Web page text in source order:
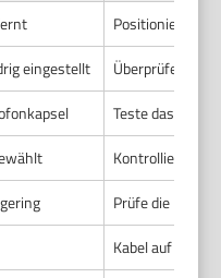
Positioniere
eingestellt
Überprüfe die
Teste das
Kontrolliere im
Prüfe die
Kabel auf